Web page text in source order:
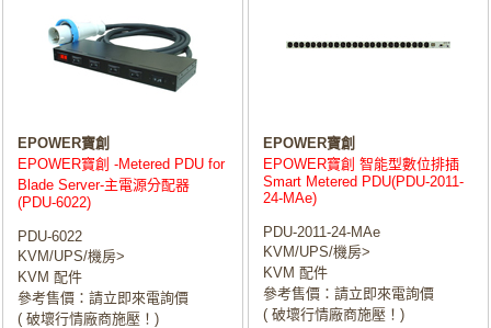
EPOWER寶創
EPOWER寶創 -Metered PDU for
Blade Server-主電源分配器
(PDU-6022)
PDU-6022
KVM/UPS/機房>
KVM 配件
參考售價：請立即來電詢價
( 破壞行情廠商施壓！)
EPOWER寶創
EPOWER寶創 智能型數位排插
Smart Metered PDU(PDU-2011-
24-MAe)
PDU-2011-24-MAe
KVM/UPS/機房>
KVM 配件
參考售價：請立即來電詢價
( 破壞行情廠商施壓！)